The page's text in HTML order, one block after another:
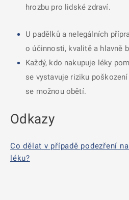
hrozbu pro lidské zdraví.
U padělků a nelegálních
o účinnosti, kvalitě a hlavně
Každý, kdo nakupuje léky
se vystavuje riziku
se možnou obětí.
Odkazy
Co dělat v případě podezření
léku?